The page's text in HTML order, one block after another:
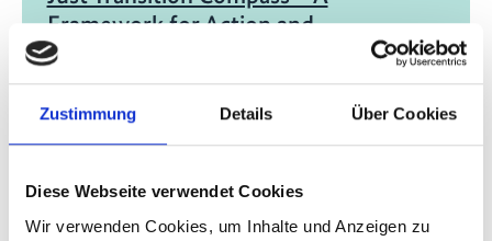
Zustimmung Details Über Cookies
Diese Webseite verwendet Cookies
Wir verwenden Cookies, um Inhalte und Anzeigen zu
Framework for Action and
International Coordination
Zusammenfassung für politische
Entscheidungstragende (EN) (PDF, 16 MB)